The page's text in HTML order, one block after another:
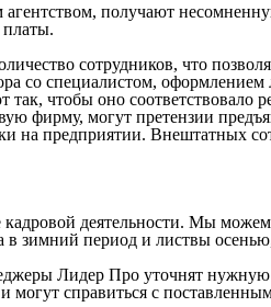
получают
платы.
сотрудников, что
со специалистом,
чтобы оно соответствовало
фирму, могут претензии
на предприятии. Внештатных
деятельности. Мы
зимний период и листвы
Лидер Про уточнят
справиться с